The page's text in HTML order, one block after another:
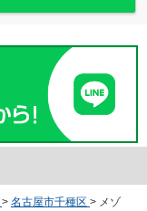
> 名古屋市千種区 > メゾ